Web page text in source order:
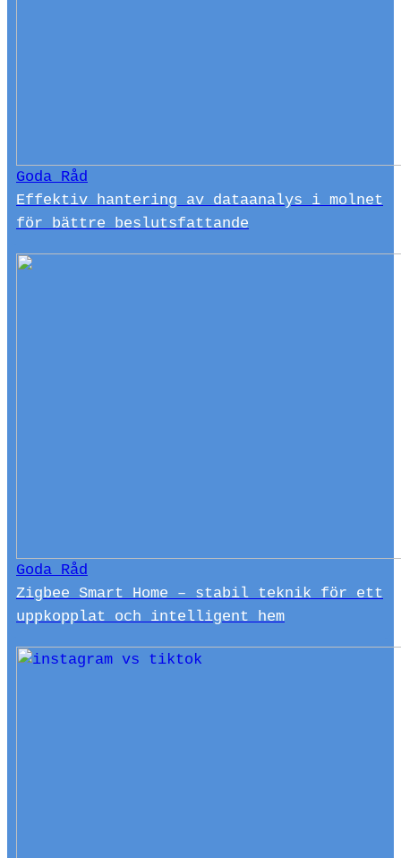
Goda Råd
Effektiv hantering av dataanalys i molnet
för bättre beslutsfattande
Goda Råd
Zigbee Smart Home – stabil teknik för ett
uppkopplat och intelligent hem